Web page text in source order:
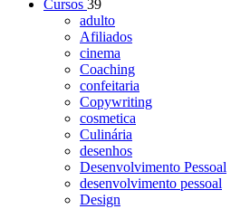
Cursos 39
adulto
Afiliados
cinema
Coaching
confeitaria
Copywriting
cosmetica
Culinária
desenhos
Desenvolvimento Pessoal
desenvolvimento pessoal
Design